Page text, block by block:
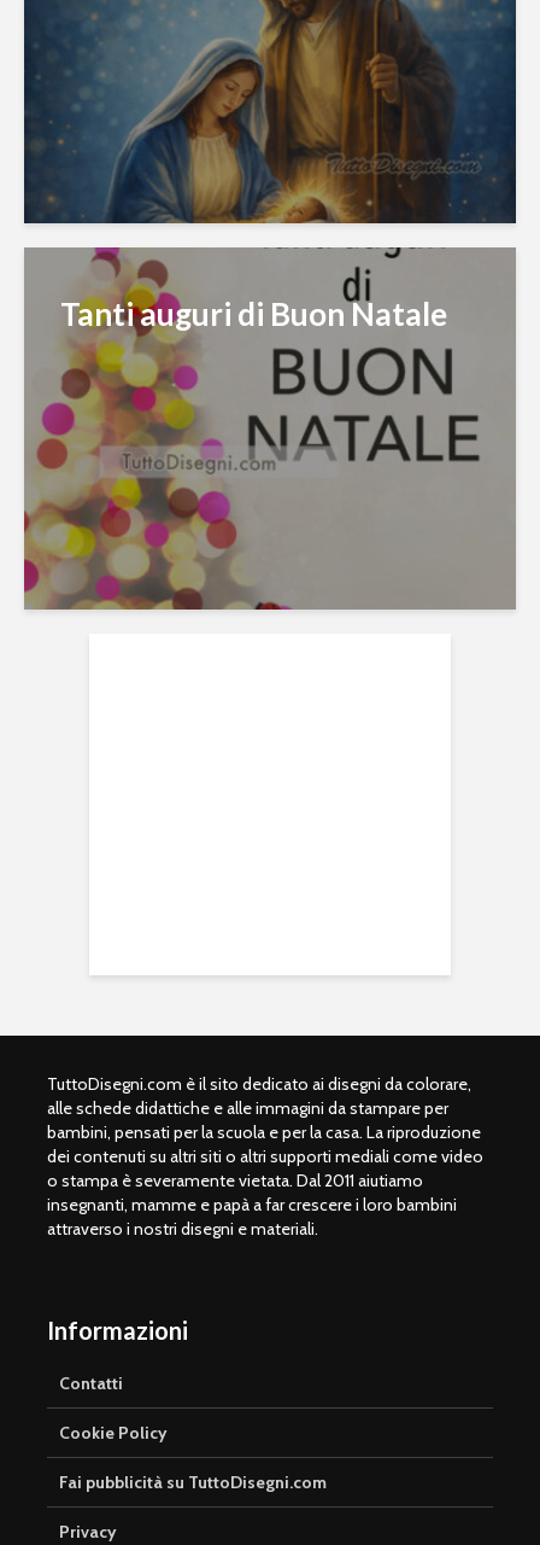
Tanti auguri di Buon Natale
TuttoDisegni.com è il sito dedicato ai disegni da colorare,
alle schede didattiche e alle immagini da stampare per
bambini, pensati per la scuola e per la casa. La riproduzione
dei contenuti su altri siti o altri supporti mediali come video
o stampa è severamente vietata. Dal 2011 aiutiamo
insegnanti, mamme e papà a far crescere i loro bambini
attraverso i nostri disegni e materiali.
Informazioni
Contatti
Cookie Policy
Fai pubblicità su TuttoDisegni.com
Privacy